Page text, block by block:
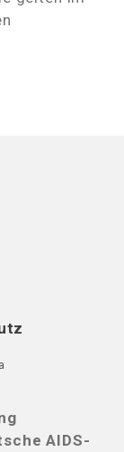
AIDS-